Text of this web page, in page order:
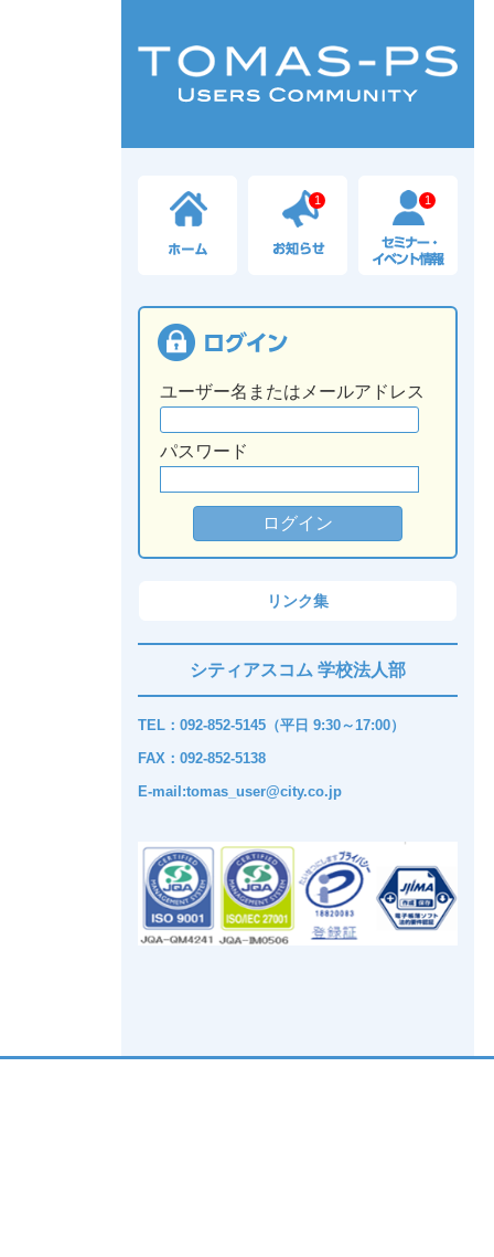
1 1
ユーザー名またはメールアドレス
パスワード
リンク集
シティアスコム 学校法人部
TEL：092-852-5145（平日 9:30～17:00）
FAX：092-852-5138
E-mail:tomas_user@city.co.jp